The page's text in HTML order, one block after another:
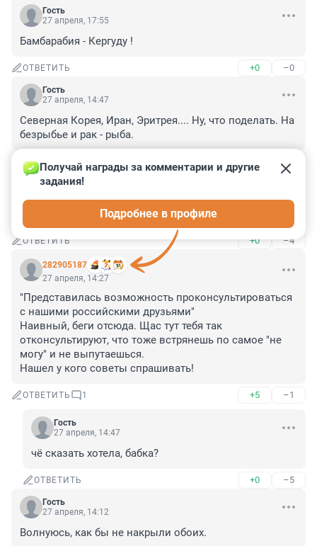
Гость
27 апреля, 17:55
Бамбарабия - Кергуду !
ОТВЕТИТЬ +0 –0
Гость
27 апреля, 14:47
Северная Корея, Иран, Эритрея.... Ну, что поделать. На
безрыбье и рак - рыба.
ОТВЕТИТЬ –0
Гость
Добрая весть, это наше братское государство.
ОТВЕТИТЬ +0 –4
282905187
Получай награды за комментарии и другие
задания!
Подробнее в профиле
27 апреля, 14:27
"Представилась возможность проконсультироваться
с нашими российскими друзьями"
Наивный, беги отсюда. Щас тут тебя так
отконсультируют, что тоже встрянешь по самое "не
могу" и не выпутаешься.
Нашел у кого советы спрашивать!
ОТВЕТИТЬ 1 +5 –1
Гость
27 апреля, 14:47
чё сказать хотела, бабка?
ОТВЕТИТЬ +0 –5
Гость
27 апреля, 14:12
Волнуюсь, как бы не накрыли обоих.